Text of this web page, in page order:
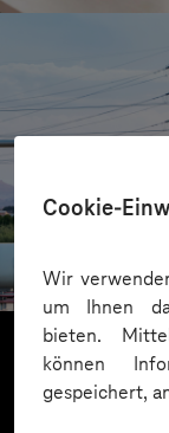
Cookie-
Wir
um Ihnen
bieten.
können
gespeichert,
CRA-